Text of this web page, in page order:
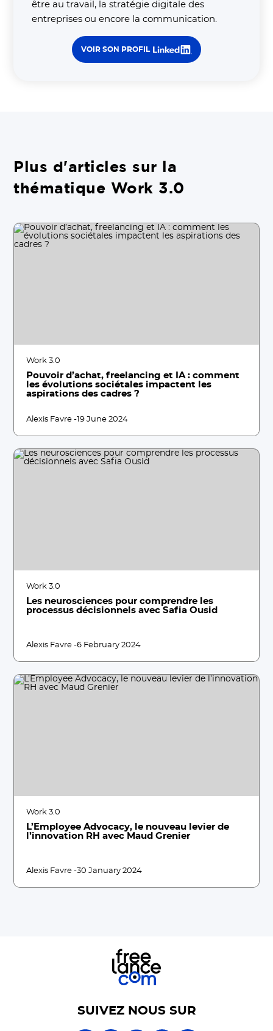
être au travail, la stratégie digitale des
entreprises ou encore la communication.
VOIR SON PROFIL
Plus d'articles sur la
thématique Work 3.0
Work 3.0
Pouvoir d’achat, freelancing et IA : comment
les évolutions sociétales impactent les
aspirations des cadres ?
Alexis Favre - 19 June 2024
Work 3.0
Les neurosciences pour comprendre les
processus décisionnels avec Safia Ousid
Alexis Favre -6 February 2024
Work 3.0
L’Employee Advocacy, le nouveau levier de
l’innovation RH avec Maud Grenier
Alexis Favre -30 January 2024
SUIVEZ NOUS SUR